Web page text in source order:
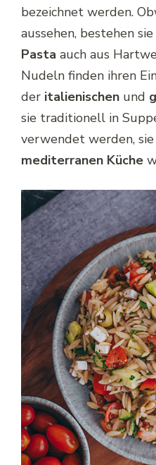
bezeichnet werden.
aussehen, bestehen
Pasta auch aus
Nudeln finden ihren
der italienischen und
sie traditionell in
verwendet werden,
mediterranen Küche